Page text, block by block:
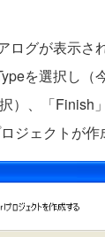
グが表示され
を選択し（
）、「Finish
ジェクトが作